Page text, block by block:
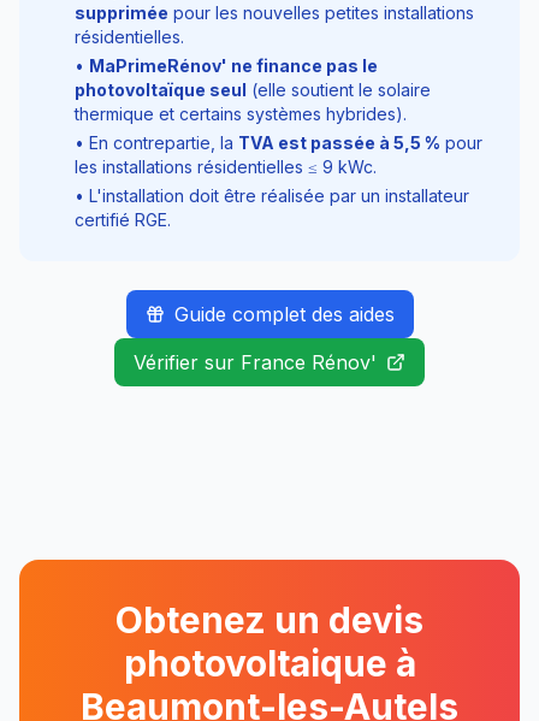
supprimée pour les nouvelles petites installations
résidentielles.
• MaPrimeRénov' ne finance pas le
photovoltaïque seul (elle soutient le solaire
thermique et certains systèmes hybrides).
• En contrepartie, la TVA est passée à 5,5 % pour
les installations résidentielles ≤ 9 kWc.
• L'installation doit être réalisée par un installateur
certifié RGE.
Guide complet des aides
Vérifier sur France Rénov'
Obtenez un devis
photovoltaique à
Beaumont-les-Autels